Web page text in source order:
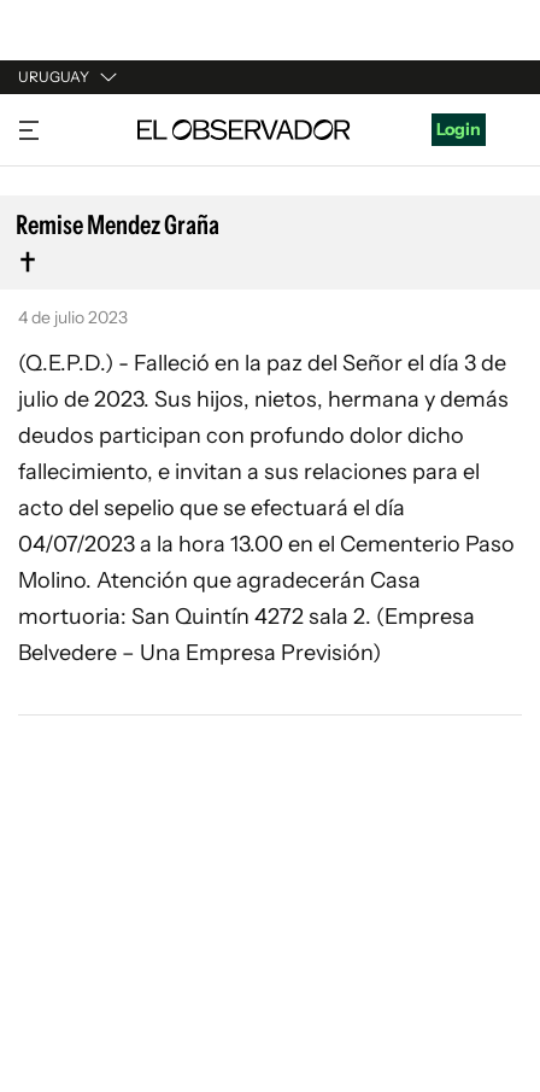
URUGUAY
URUGUAY
ARGENTINA
ESPAÑA
ESTADOS UNIDOS
Login
Remise Mendez Graña
4 de julio 2023
(Q.E.P.D.) - Falleció en la paz del Señor el día 3 de
julio de 2023. Sus hijos, nietos, hermana y demás
deudos participan con profundo dolor dicho
fallecimiento, e invitan a sus relaciones para el
acto del sepelio que se efectuará el día
04/07/2023 a la hora 13.00 en el Cementerio Paso
Molino. Atención que agradecerán Casa
mortuoria: San Quintín 4272 sala 2. (Empresa
Belvedere – Una Empresa Previsión)